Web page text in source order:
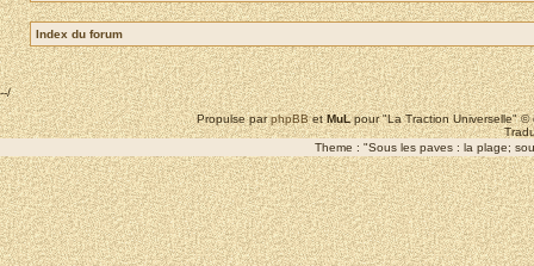
Index du forum
--/
Propulse parphpBBetMuLpour "La Traction Universelle"
Theme : "Sous les paves : la plage;